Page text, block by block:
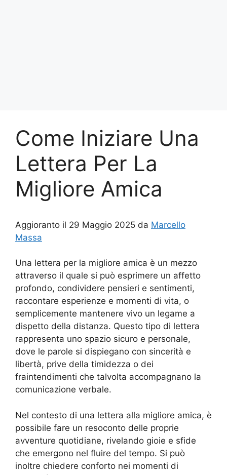
Come Iniziare Una
Lettera Per La
Migliore Amica
Aggioranto il 29 Maggio 2025 da Marcello
Massa
Una lettera per la migliore amica è un mezzo
attraverso il quale si può esprimere un affetto
profondo, condividere pensieri e sentimenti,
raccontare esperienze e momenti di vita, o
semplicemente mantenere vivo un legame a
dispetto della distanza. Questo tipo di lettera
rappresenta uno spazio sicuro e personale,
dove le parole si dispiegano con sincerità e
libertà, prive della timidezza o dei
fraintendimenti che talvolta accompagnano la
comunicazione verbale.
Nel contesto di una lettera alla migliore amica, è
possibile fare un resoconto delle proprie
avventure quotidiane, rivelando gioie e sfide
che emergono nel fluire del tempo. Si può
inoltre chiedere conforto nei momenti di